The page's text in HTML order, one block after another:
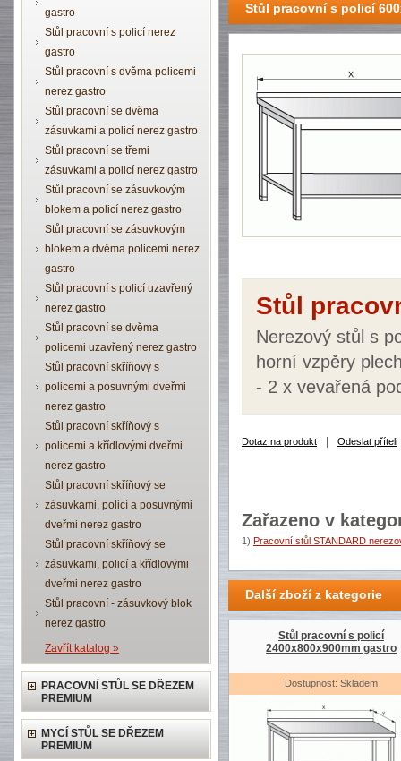
gastro
Stůl pracovní s policí nerez
gastro
Stůl pracovní s dvěma policemi
nerez gastro
Stůl pracovní se dvěma
zásuvkami a policí nerez gastro
Stůl pracovní se třemi
zásuvkami a policí nerez gastro
Stůl pracovní se zásuvkovým
blokem a policí nerez gastro
Stůl pracovní se zásuvkovým
blokem a dvěma policemi nerez
gastro
Stůl pracovní s policí uzavřený
nerez gastro
Stůl pracovní se dvěma
policemi uzavřený nerez gastro
Stůl pracovní skříňový s
policemi a posuvnými dveřmi
nerez gastro
Stůl pracovní skříňový s
policemi a křídlovými dveřmi
nerez gastro
Stůl pracovní skříňový se
zásuvkami, policí a posuvnými
dveřmi nerez gastro
Stůl pracovní skříňový se
zásuvkami, policí a křídlovými
dveřmi nerez gastro
Stůl pracovní - zásuvkový blok
nerez gastro
Zavřít katalog »
PRACOVNÍ STŮL SE DŘEZEM
PREMIUM
MYCÍ STŮL SE DŘEZEM
PREMIUM
Stůl pracovní s policí
Stůl
Nerezový stůl s
horní vzpěry
- 2 x vevařená
Dotaz na produkt Odeslat příteli
Zařazeno v
1) Pracovní stůl STANDARD
Další zboží z kategorie
Stůl pracovní s policí
2400x800x900mm gastro
Dostupnost: Skladem